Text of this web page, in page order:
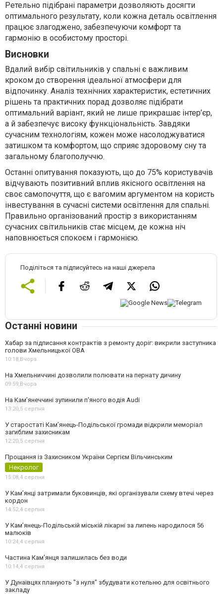
Ретельно підібрані параметри дозволяють досягти
оптимального результату, коли кожна деталь освітлення
працює злагоджено, забезпечуючи комфорт та
гармонію в особистому просторі.
Висновки
Вдалий вибір світильників у спальні є важливим
кроком до створення ідеальної атмосфери для
відпочинку. Аналіз технічних характеристик, естетичних
рішень та практичних порад дозволяє підібрати
оптимальний варіант, який не лише прикрашає інтер’єр,
а й забезпечує високу функціональність. Завдяки
сучасним технологіям, кожен може насолоджуватися
затишком та комфортом, що сприяє здоровому сну та
загальному благополуччю.
Останні опитування показують, що до 75% користувачів
відчувають позитивний вплив якісного освітлення на
своє самопочуття, що є вагомим аргументом на користь
інвестування в сучасні системи освітлення для спальні.
Правильно організований простір з використанням
сучасних світильників стає місцем, де кожна ніч
наповнюється спокоєм і гармонією.
Поділіться та підписуйтесь на наші джерела
Останні новини
Хабар за підписання контрактів з ремонту доріг: викрили заступника
голови Хмельницької ОВА
10:18,Вчора
На Хмельниччині дозволили полювати на пернату дичину
09:59,Вчора
На Камʼянеччині зупинили п'яного водія Audi
13:20,5 серпня
У старостаті Кам’янець-Подільської громади відкрили меморіал
загиблим захисникам
12:20,5 серпня
Прощання із Захисником України Сергієм Вільчинським
Некролог
15:08,4 серпня
У Кам’янці затримали буковинців, які організували схему втечі через
кордон
14:52,4 серпня
У Кам’янець-Подільській міській лікарні за липень народилося 56
малюків
10:24,4 серпня
Частина Кам'янця залишилась без води
10:14,4 серпня
У Дунаївцях планують "з нуля" збудувати котельню для освітнього
закладу